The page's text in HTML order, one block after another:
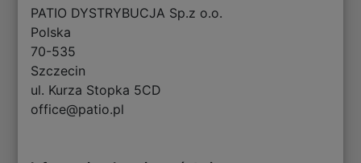
PATIO DYSTRYBUCJA Sp.z o.o.
Polska
70-535
Szczecin
ul. Kurza Stopka 5CD
office@patio.pl